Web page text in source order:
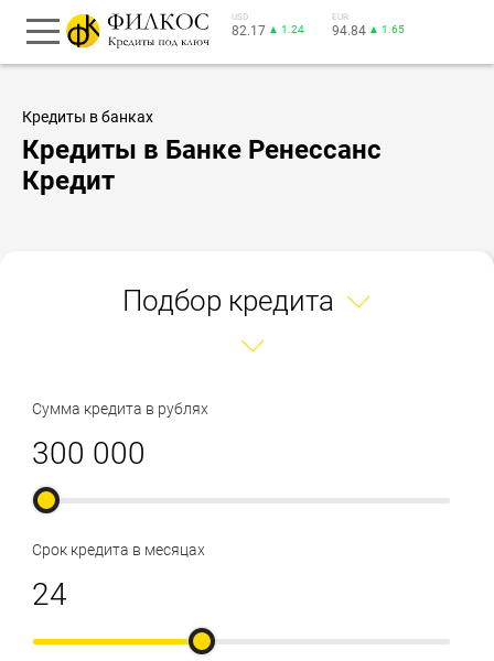
USD
82.17 ▲ 1.24
EUR
94.84 ▲ 1.65
Кредиты в банках
Кредиты в Банке Ренессанс
Кредит
Подбор кредита
Сумма кредита в рублях
Срок кредита в месяцах